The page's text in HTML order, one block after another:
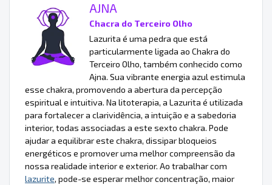
AJNA
Chacra do Terceiro Olho
Lazurita é uma pedra que está
particularmente ligada ao Chakra do
Terceiro Olho, também conhecido como
Ajna. Sua vibrante energia azul estimula
esse chakra, promovendo a abertura da percepção
espiritual e intuitiva. Na litoterapia, a Lazurita é utilizada
para fortalecer a clarividência, a intuição e a sabedoria
interior, todas associadas a este sexto chakra. Pode
ajudar a equilibrar este chakra, dissipar bloqueios
energéticos e promover uma melhor compreensão da
nossa realidade interior e exterior. Ao trabalhar com
lazurite, pode-se esperar melhor concentração, maior